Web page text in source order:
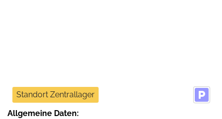
Standort Zentrallager
Allgemeine Daten: